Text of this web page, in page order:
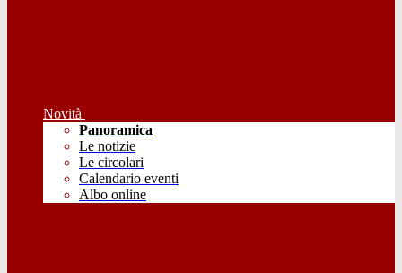
Novità
Panoramica
Le notizie
Le circolari
Calendario eventi
Albo online